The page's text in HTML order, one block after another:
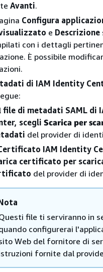
Avanti.
Configura
e Descrizione
con i dettagli
È possibile
di IAM Identity
file di metadati SAML di
scegli Scarica per
del provider di
IAM Identity
certificato per
del provider di
file ti serviranno in
configurerai
Web del fornitore di
fornite dal